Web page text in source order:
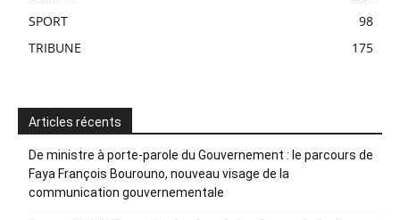
SPORT
98
TRIBUNE
175
Articles récents
De ministre à porte-parole du Gouvernement : le parcours de
Faya François Bourouno, nouveau visage de la
communication gouvernementale